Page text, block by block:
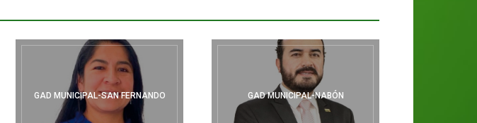
GAD MUNICIPAL-SAN FERNANDO GAD MUNICIPAL-NABÓN